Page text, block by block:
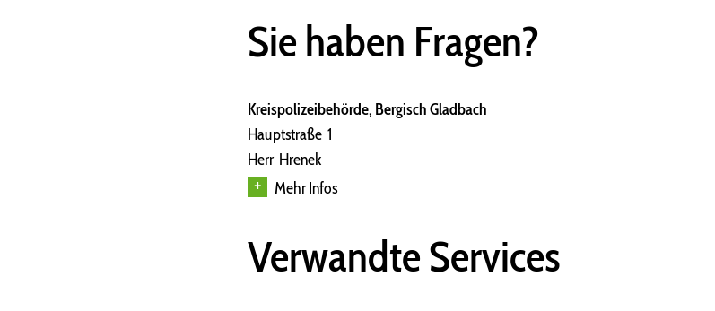
Sie haben Fragen?
Kreispolizeibehörde, Bergisch Gladbach
Hauptstraße 1
Herr Hrenek
Mehr Infos
Verwandte Services